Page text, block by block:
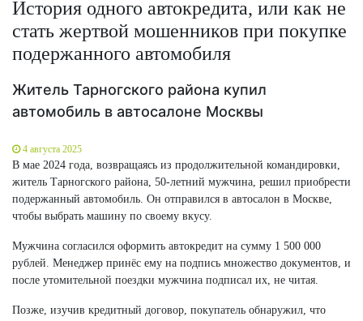
История одного автокредита, или как не
стать жертвой мошенников при покупке
подержанного автомобиля
Житель Тарногского района купил
автомобиль в автосалоне Москвы
4 августа 2025
В мае 2024 года, возвращаясь из продолжительной командировки,
житель Тарногского района, 50-летний мужчина, решил приобрести
подержанный автомобиль. Он отправился в автосалон в Москве,
чтобы выбрать машину по своему вкусу.
Мужчина согласился оформить автокредит на сумму 1 500 000
рублей. Менеджер принёс ему на подпись множество документов, и
после утомительной поездки мужчина подписал их, не читая.
Позже, изучив кредитный договор, покупатель обнаружил, что